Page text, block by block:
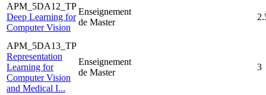
APM_5DA12_TP
Deep Learning for
Computer Vision
Enseignement
de Master
APM_5DA13_TP
Representation
Learning for
Computer Vision
and Medical I...
Enseignement
de Master
3